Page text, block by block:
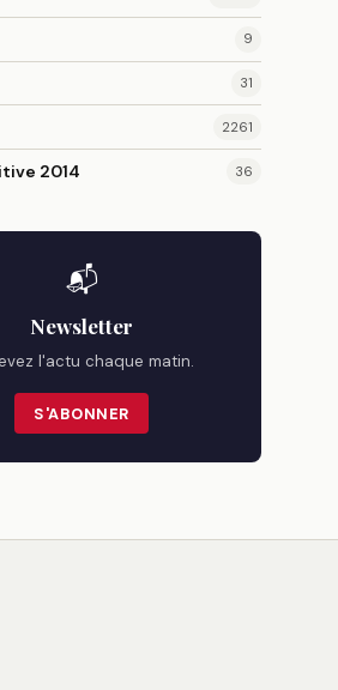
9
31
2261
2014 36
📬
Newsletter
l'actu chaque matin.
S'ABONNER